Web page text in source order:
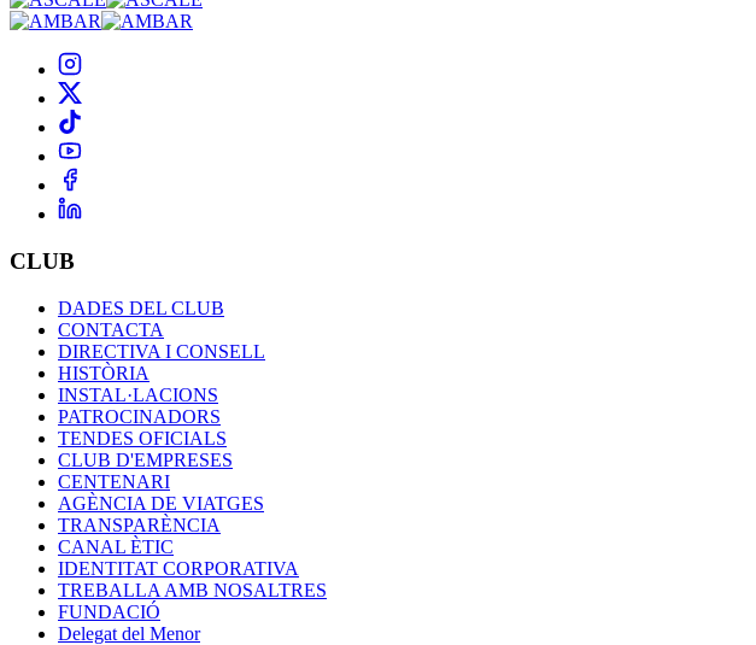
CLUB
DADES DEL CLUB
CONTACTA
DIRECTIVA I CONSELL
HISTÒRIA
INSTAL·LACIONS
PATROCINADORS
TENDES OFICIALS
CLUB D'EMPRESES
CENTENARI
AGÈNCIA DE VIATGES
TRANSPARÈNCIA
CANAL ÈTIC
IDENTITAT CORPORATIVA
TREBALLA AMB NOSALTRES
FUNDACIÓ
Delegat del Menor